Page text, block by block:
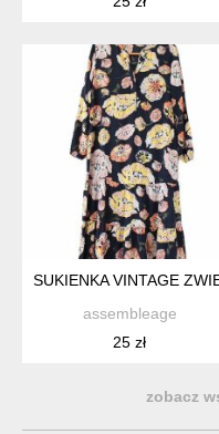
SUKIENKA VINTAGE
assembleage
25 zł
zobacz